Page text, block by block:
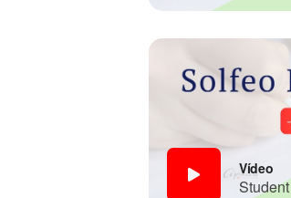
Vídeo
Student